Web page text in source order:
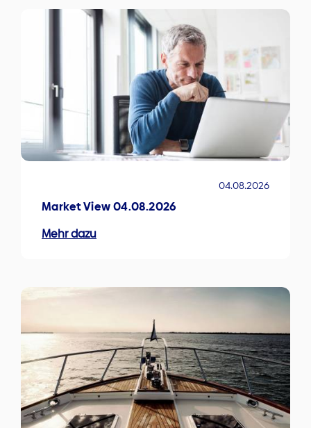
04.08.2026
Market View 04.08.2026
Mehr dazu